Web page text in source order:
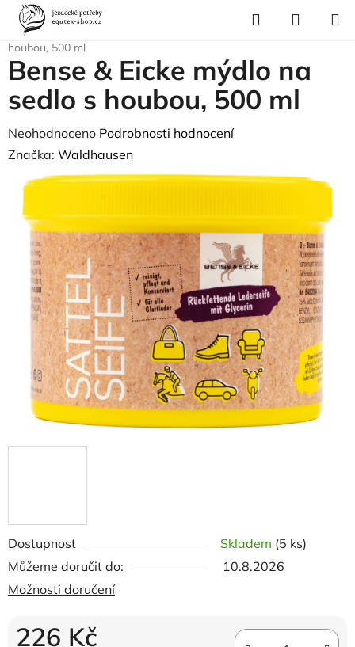
Přejít
obsah
Hledat
KOŠÍK
Domů
Pro koně
houbou, 500 ml
Dostupnost Skladem (5 ks)
Můžeme doručit do:
10.8.2026
Možnosti doručení
226 Kč
Bense & Eicke mýdlo na
sedlo s houbou, 500 ml
Průměrné
hodnocení
produktu
0,0
hvězdiček.
Neohodnoceno Podrobnosti hodnocení
Značka: Waldhausen